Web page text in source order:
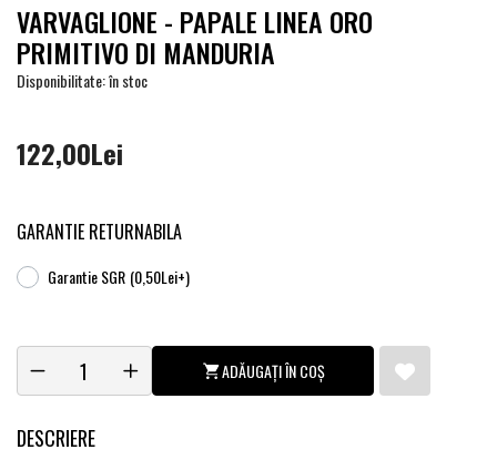
VARVAGLIONE - PAPALE LINEA ORO
PRIMITIVO DI MANDURIA
Disponibilitate: în stoc
122,00Lei
GARANTIE RETURNABILA
Garantie SGR (0,50Lei+)
ADĂUGAȚI ÎN COȘ
DESCRIERE